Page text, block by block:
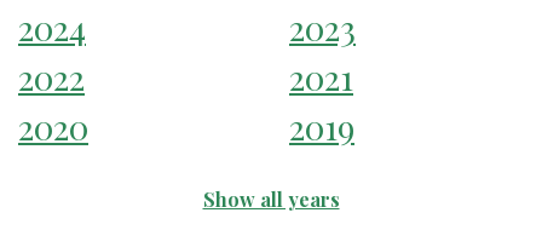
2024
2023
2022
2021
2020
2019
Show all years